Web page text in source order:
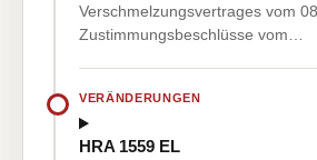
Verschmelzungsvertrages vom
Zustimmungsbeschlüsse vom…
VERÄNDERUNGEN
HRA 1559 EL